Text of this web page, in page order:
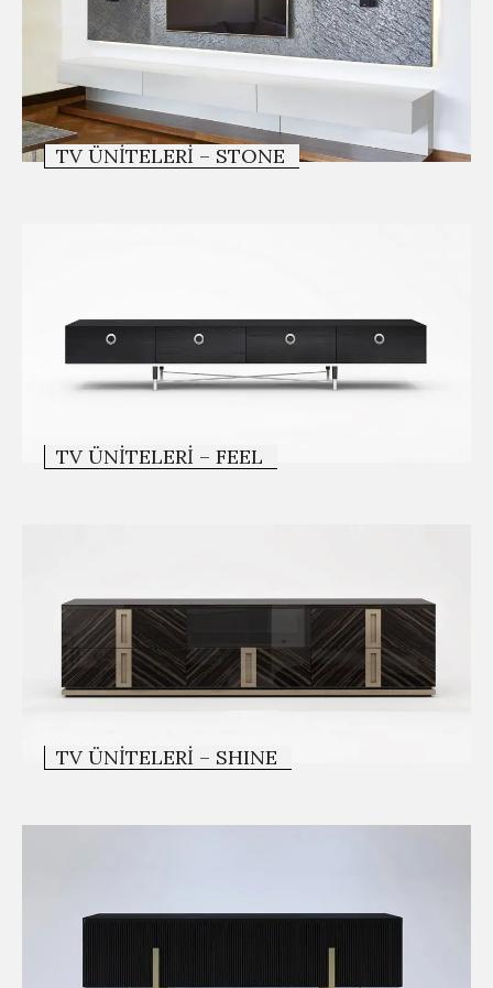
TV ÜNITELERI – STONE
TV ÜNITELERI – FEEL
TV ÜNITELERI – SHINE